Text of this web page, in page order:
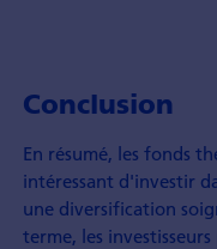
Conclusion
En résumé, les fonds
intéressant d'investir
une diversification
terme, les